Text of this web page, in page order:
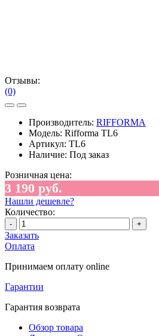
Отзывы:
(0)
Производитель: RIFFORMA
Модель: Rifforma TL6
Артикул: TL6
Наличие: Под заказ
Розничная цена:
3 190 руб.
Нашли дешевле?
Количество:
- +
Заказать
Оплата
Принимаем оплату online
Гарантии
Гарантия возврата
Обзор товара